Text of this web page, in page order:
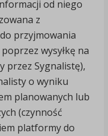
od niego
z
przyjmowania
wysyłkę na
przez Sygnalistę),
o wyniku
planowanych lub
(czynność
platformy do